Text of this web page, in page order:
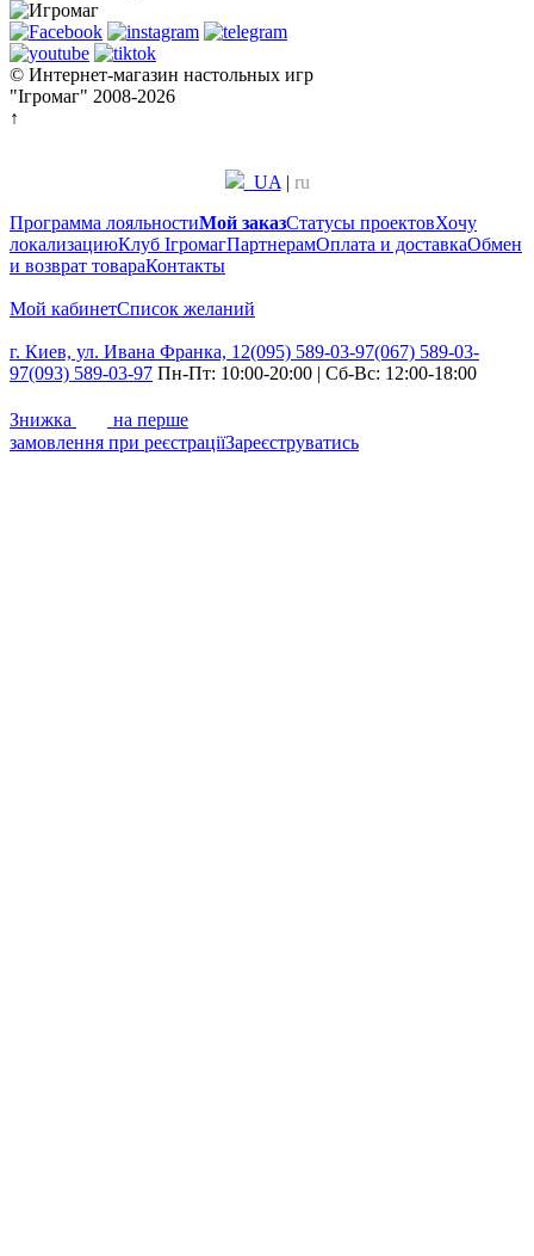
© Интернет-магазин настольных игр
"Ігромаг" 2008-2026
↑
UA | ru
Программа лояльностиМой заказСтатусы проектовХочу
локализациюКлуб ІгромагПартнерамОплата и доставкаОбмен
и возврат товараКонтакты
Мой кабинетСписок желаний
г. Киев, ул. Ивана Франка, 12(095) 589-03-97(067) 589-03-
97(093) 589-03-97 Пн-Пт: 10:00-20:00 | Сб-Вс: 12:00-18:00
Знижка
на перше
замовлення при реєстраціїЗареєструватись